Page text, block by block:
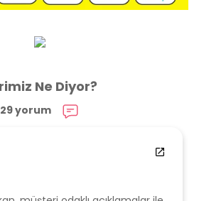
Ne Diyor?
29 yorum